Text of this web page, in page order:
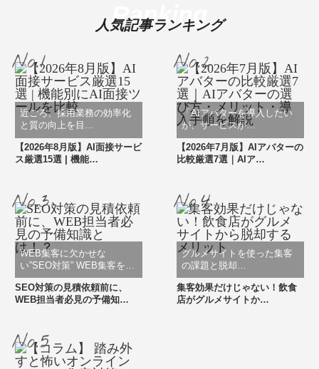
人気記事ランキング
Ranking
近ごろ、採用業務の効率化
と質の向上を目…
【2026年8月版】AI面接サービ
ス厳選15選 | 機能…
「AIアバターを導入したい
が、サービスが…
【2026年7月版】AIアバターの
比較厳選7選｜AIア…
WEB集客に欠かせな
い”SEO対策” WEB集客を…
SEO対策の見積依頼前に、
WEB担当者必見の予備知…
グルメサイトを使った集客
の課題と脱却…
集客効果だけじゃない！飲食
店がグルメサイトか…